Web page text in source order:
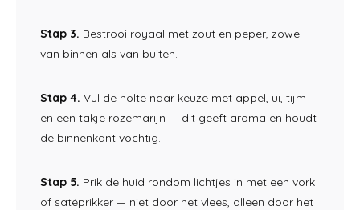
Stap 3. Bestrooi royaal met zout en peper, zowel
van binnen als van buiten.
Stap 4. Vul de holte naar keuze met appel, ui, tijm
en een takje rozemarijn — dit geeft aroma en houdt
de binnenkant vochtig.
Stap 5. Prik de huid rondom lichtjes in met een vork
of satéprikker — niet door het vlees, alleen door het